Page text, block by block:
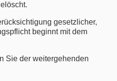
gesetzlicher,
beginnt mit dem
Sie der weitergehenden